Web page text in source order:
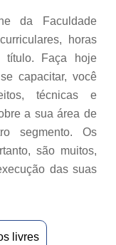
da Faculdade
horas
título. Faça hoje
capacitar, você
técnicas e
a sua área de
segmento. Os
são muitos,
das suas
livres